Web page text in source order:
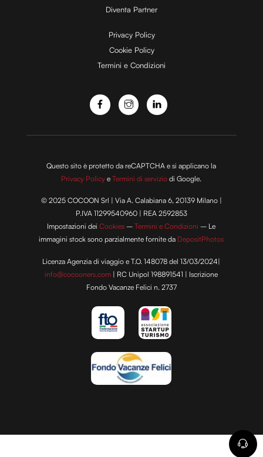
Diventa Partner
Privacy Policy
Cookie Policy
Termini e Condizioni
Questo sito è protetto da reCAPTCHA e si applicano la
Privacy Policy eTermini di servizio di Google.
© 2025 COCOON Srl | Via A. Calabiana 6, 20139 Milano |
P.IVA 11299540960 | REA 2592853
Impostazioni deiCookies –Termini e Condizioni – Le
immagini stock sono parzialmente fornite da DepositPhotos
Licenza Agenzia di viaggio e T.O. 148078 del 13/03/2024|
info@cocooners.com | RC Unipol 198891541 | Iscrizione
Fondo Vacanze Felici n. 2737